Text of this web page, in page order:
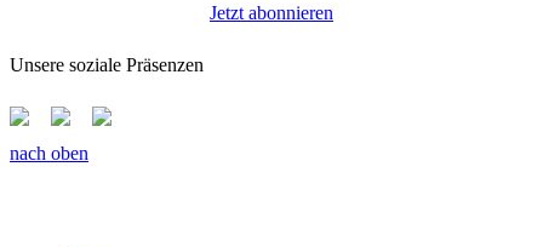
Jetzt abonnieren
Unsere soziale Präsenzen
nach oben